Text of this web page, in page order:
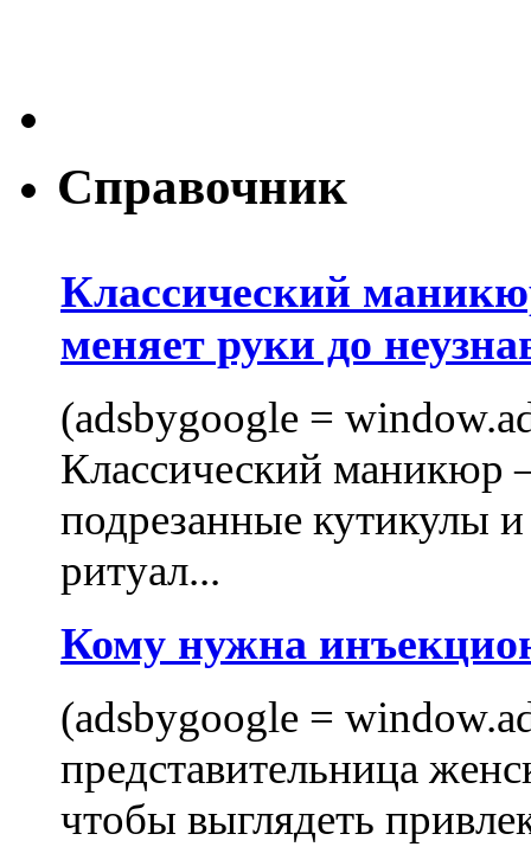
Справочник
Классический
меняет руки до
(adsbygoogle =
Классический маникюр
подрезанные кутикулы
ритуал...
Кому нужна
(adsbygoogle =
представительница
чтобы выглядеть